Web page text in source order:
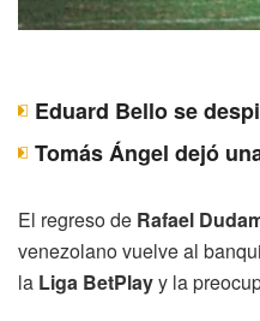
Eduard Bello se
Tomás Ángel dejó
El regreso de Rafael
venezolano vuelve al
la Liga BetPlayy la